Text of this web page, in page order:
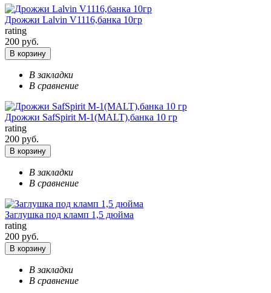
Дрожжи Lalvin V1116,банка 10гр
rating
200 руб.
В корзину
В закладки
В сравнение
Дрожжи SafSpirit M-1(MALT),банка 10 гр
rating
200 руб.
В корзину
В закладки
В сравнение
Заглушка под кламп 1,5 дюйма
rating
200 руб.
В корзину
В закладки
В сравнение